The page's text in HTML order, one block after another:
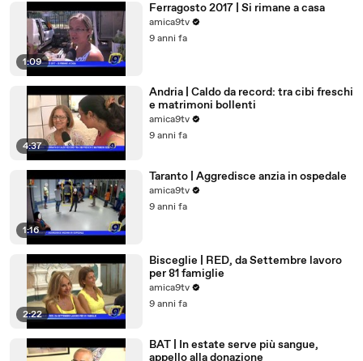
1:09
Ferragosto 2017 | Si rimane a casa
amica9tv
9 anni fa
4:37
Andria | Caldo da record: tra cibi freschi
e matrimoni bollenti
amica9tv
9 anni fa
1:16
Taranto | Aggredisce anzia in ospedale
amica9tv
9 anni fa
2:22
Bisceglie | RED, da Settembre lavoro
per 81 famiglie
amica9tv
9 anni fa
BAT | In estate serve più sangue,
appello alla donazione